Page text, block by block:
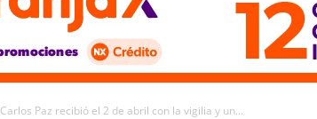
Carlos Paz recibió el 2 de abril con la vigilia y un...